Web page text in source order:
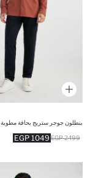
بنطلون جوجر ستريج بحافة مطوية
1049 EGP 2499 EGP